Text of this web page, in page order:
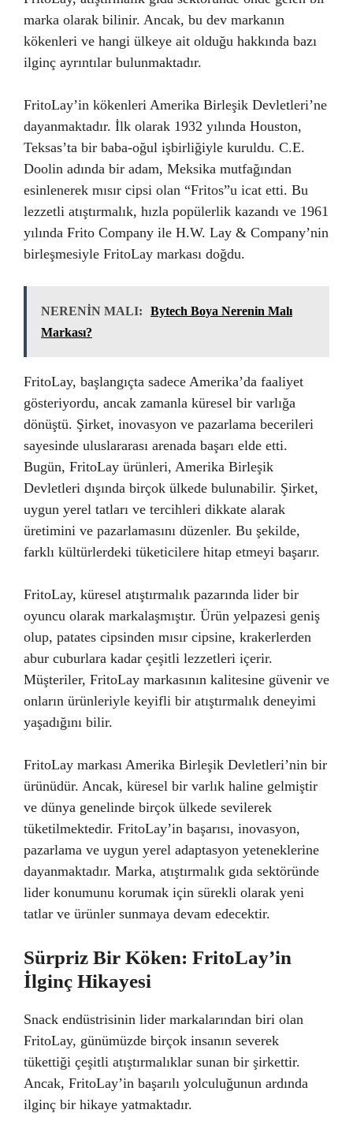
marka olarak bilinir. Ancak, bu dev markanın
kökenleri ve hangi ülkeye ait olduğu hakkında bazı
ilginç ayrıntılar bulunmaktadır.
FritoLay’in kökenleri Amerika Birleşik Devletleri’ne
dayanmaktadır. İlk olarak 1932 yılında Houston,
Teksas’ta bir baba-oğul işbirliğiyle kuruldu. C.E.
Doolin adında bir adam, Meksika mutfağından
esinlenerek mısır cipsi olan “Fritos”u icat etti. Bu
lezzetli atıştırmalık, hızla popülerlik kazandı ve 1961
yılında Frito Company ile H.W. Lay & Company’nin
birleşmesiyle FritoLay markası doğdu.
NERENİN MALI:
Bytech Boya Nerenin Malı
Markası?
FritoLay, başlangıçta sadece Amerika’da faaliyet
gösteriyordu, ancak zamanla küresel bir varlığa
dönüştü. Şirket, inovasyon ve pazarlama becerileri
sayesinde uluslararası arenada başarı elde etti.
Bugün, FritoLay ürünleri, Amerika Birleşik
Devletleri dışında birçok ülkede bulunabilir. Şirket,
uygun yerel tatları ve tercihleri dikkate alarak
üretimini ve pazarlamasını düzenler. Bu şekilde,
farklı kültürlerdeki tüketicilere hitap etmeyi başarır.
FritoLay, küresel atıştırmalık pazarında lider bir
oyuncu olarak markalaşmıştır. Ürün yelpazesi geniş
olup, patates cipsinden mısır cipsine, krakerlerden
abur cuburlara kadar çeşitli lezzetleri içerir.
Müşteriler, FritoLay markasının kalitesine güvenir ve
onların ürünleriyle keyifli bir atıştırmalık deneyimi
yaşadığını bilir.
FritoLay markası Amerika Birleşik Devletleri’nin bir
ürünüdür. Ancak, küresel bir varlık haline gelmiştir
ve dünya genelinde birçok ülkede sevilerek
tüketilmektedir. FritoLay’in başarısı, inovasyon,
pazarlama ve uygun yerel adaptasyon yeteneklerine
dayanmaktadır. Marka, atıştırmalık gıda sektöründe
lider konumunu korumak için sürekli olarak yeni
tatlar ve ürünler sunmaya devam edecektir.
Sürpriz Bir Köken: FritoLay’in
İlginç Hikayesi
Snack endüstrisinin lider markalarından biri olan
FritoLay, günümüzde birçok insanın severek
tükettiği çeşitli atıştırmalıklar sunan bir şirkettir.
Ancak, FritoLay’in başarılı yolculuğunun ardında
ilginç bir hikaye yatmaktadır.